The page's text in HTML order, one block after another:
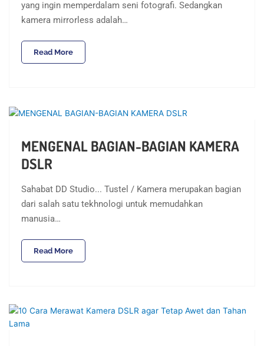
yang ingin memperdalam seni fotografi. Sedangkan
kamera mirrorless adalah…
Read More
MENGENAL BAGIAN-BAGIAN KAMERA
DSLR
Sahabat DD Studio... Tustel / Kamera merupakan bagian
dari salah satu tekhnologi untuk memudahkan
manusia…
Read More